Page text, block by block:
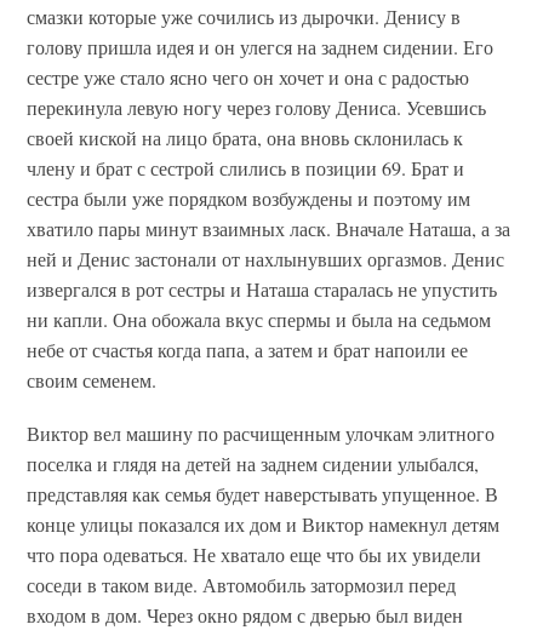
смазки которые уже сочились из дырочки. Денису в
голову пришла идея и он улегся на заднем сидении. Его
сестре уже стало ясно чего он хочет и она с радостью
перекинула левую ногу через голову Дениса. Усевшись
своей киской на лицо брата, она вновь склонилась к
члену и брат с сестрой слились в позиции 69. Брат и
сестра были уже порядком возбуждены и поэтому им
хватило пары минут взаимных ласк. Вначале Наташа, а за
ней и Денис застонали от нахлынувших оргазмов. Денис
извергался в рот сестры и Наташа старалась не упустить
ни капли. Она обожала вкус спермы и была на седьмом
небе от счастья когда папа, а затем и брат напоили ее
своим семенем.
Виктор вел машину по расчищенным улочкам элитного
поселка и глядя на детей на заднем сидении улыбался,
представляя как семья будет наверстывать упущенное. В
конце улицы показался их дом и Виктор намекнул детям
что пора одеваться. Не хватало еще что бы их увидели
соседи в таком виде. Автомобиль затормозил перед
входом в дом. Через окно рядом с дверью был виден